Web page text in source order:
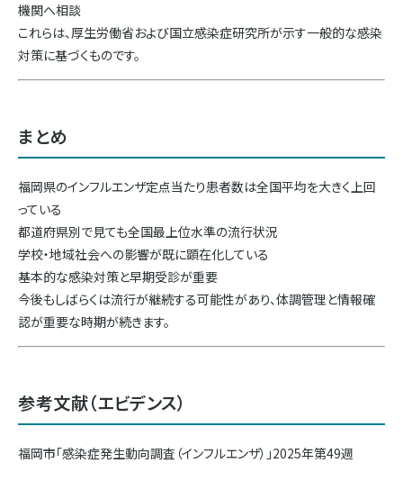
機関へ相談
これらは、厚生労働省および国立感染症研究所が示す一般的な感染
対策に基づくものです。
まとめ
福岡県のインフルエンザ定点当たり患者数は全国平均を大きく上回
っている
都道府県別で見ても全国最上位水準の流行状況
学校・地域社会への影響が既に顕在化している
基本的な感染対策と早期受診が重要
今後もしばらくは流行が継続する可能性があり、体調管理と情報確
認が重要な時期が続きます。
参考文献（エビデンス）
福岡市「感染症発生動向調査（インフルエンザ）」2025年第49週